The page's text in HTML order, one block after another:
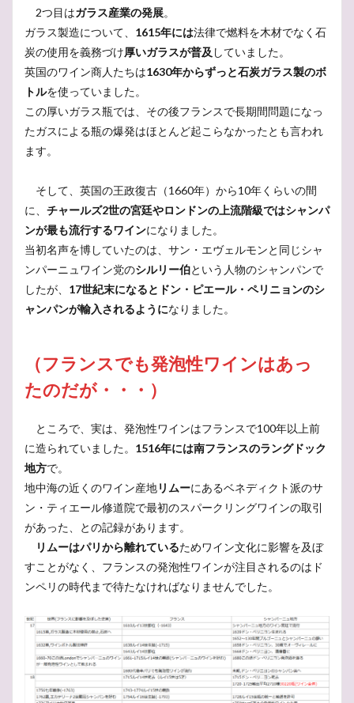
2つ目はガラス産業の発展。
ガラス製造について、 1615年には法律で燃料を木材でなく石
炭の使用を義務づけ厚いガラスが普及 していました。
英国のワイン商人たちは1630年からずっと石炭ガラス製のボ
トルを使っていました。
この厚いガラス瓶では、その後フランスで長期間問題になっ
たガスによる瓶の爆発はほとんど起こらなかったとも言われ
ます。
そして、英国の王政復古（1660年）から10年くらいの間
に、 チャールズ2世の宮廷やロンドンの上流階級ではシャンパ
ンが最も流行するワインになりました。
当初名声を博していたのは、サン・エヴェルモンと同じシャ
ンパーニュワイン党のシルリー伯という人物のシャンパンで
したが、 17世紀末になるとドン・ピエール・ペリニョンのシ
ャンパンが輸入されるようになりました。
（フランスでも発泡性ワインはあっ
たのだが・・・）
ところで、実は、発泡性ワインはフランスで100年以上前
に造られていました。 1516年には南フランスのラングドック
地方で。
地中海の近くのワイン産地リムーにあるベネディクト派のサ
ン・ティエール修道院で最初のスパークリングワインの取引
があった、との記録があります。
リムーはパリから離れているためワイン文化に影響を及ぼ
すことがなく、フランスの発泡性ワインが注目されるのはド
ンペリの時代まで待たなければなりませんでした。